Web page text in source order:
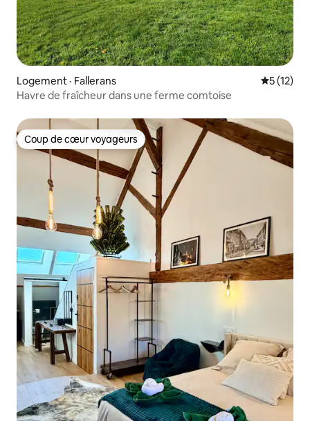
Logement · Fallerans Note
5 (12)
Havre de fraîcheur dans une ferme comtoise
Coup de cœur voyageurs
Coup de cœur voyageurs